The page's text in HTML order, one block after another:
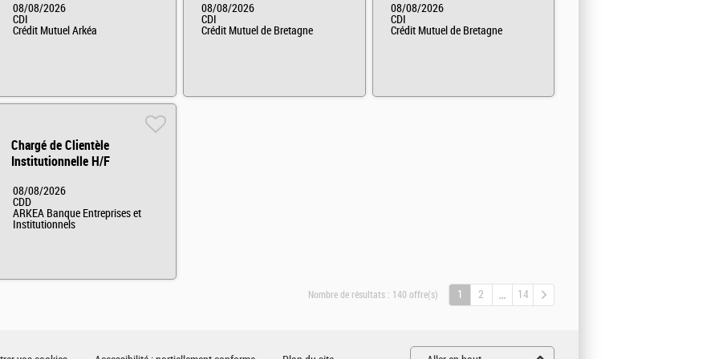
08/08/2026
CDI
Crédit Mutuel Arkéa
08/08/2026
CDI
Crédit Mutuel de Bretagne
08/08/2026
CDI
Crédit Mutuel de Bretagne
Chargé de Clientèle
Institutionnelle H/F
08/08/2026
CDD
ARKEA Banque Entreprises et
Institutionnels
Nombre de résultats : 140 offre(s) 1 2 14